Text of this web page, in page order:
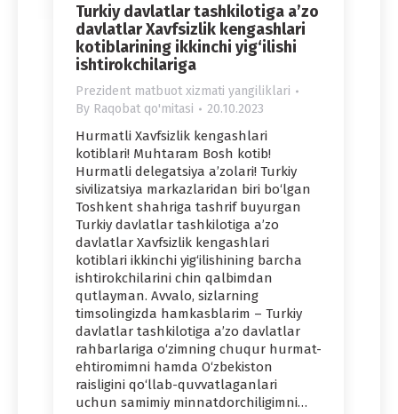
Turkiy davlatlar tashkilotiga a’zo
davlatlar Xavfsizlik kengashlari
kotiblarining ikkinchi yig‘ilishi
ishtirokchilariga
Prezident matbuot xizmati yangiliklari
By Raqobat qo'mitasi 20.10.2023
Hurmatli Xavfsizlik kengashlari
kotiblari! Muhtaram Bosh kotib!
Hurmatli delegatsiya a’zolari! Turkiy
sivilizatsiya markazlaridan biri bo‘lgan
Toshkent shahriga tashrif buyurgan
Turkiy davlatlar tashkilotiga a’zo
davlatlar Xavfsizlik kengashlari
kotiblari ikkinchi yig‘ilishining barcha
ishtirokchilarini chin qalbimdan
qutlayman. Avvalo, sizlarning
timsolingizda hamkasblarim – Turkiy
davlatlar tashkilotiga a’zo davlatlar
rahbarlariga o‘zimning chuqur hurmat-
ehtiromimni hamda O‘zbekiston
raisligini qo‘llab-quvvatlaganlari
uchun samimiy minnatdorchiligimni…